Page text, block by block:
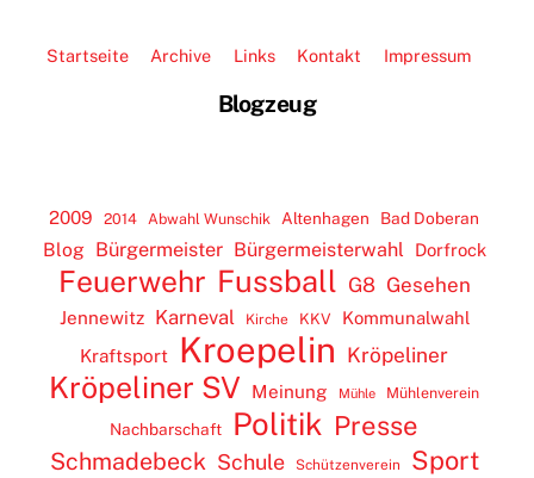
Startseite Archive Links Kontakt Impressum
Blogzeug
2009 2014 Abwahl Wunschik Altenhagen Bad Doberan
Blog Bürgermeister Bürgermeisterwahl Dorfrock
Feuerwehr Fussball G8 Gesehen
Jennewitz Karneval Kirche KKV
Kommunalwahl
Kraftsport
Kroepelin Kröpeliner
Kröpeliner SV Meinung Mühle Mühlenverein
Nachbarschaft Politik Presse
Schmadebeck Schule Schützenverein Sport